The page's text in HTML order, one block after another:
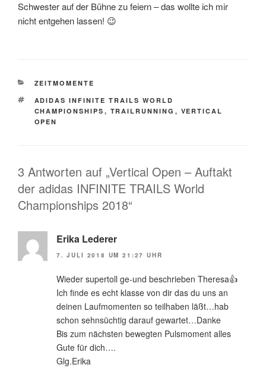
Schwester auf der Bühne zu feiern – das wollte ich mir
nicht entgehen lassen! 😉
KATEGORIEN
ZEITMOMENTE
SCHLAGWÖRTER
ADIDAS INFINITE TRAILS WORLD
CHAMPIONSHIPS , TRAILRUNNING , VERTICAL
OPEN
3 Antworten auf „Vertical Open – Auftakt
der adidas INFINITE TRAILS World
Championships 2018“
Erika Lederer
7. JULI 2018 UM 21:27 UHR
Wieder supertoll ge-und beschrieben Theresa👍
Ich finde es echt klasse von dir das du uns an
deinen Laufmomenten so teilhaben läßt…hab
schon sehnsüchtig darauf gewartet…Danke
Bis zum nächsten bewegten Pulsmoment alles
Gute für dich….
Glg.Erika